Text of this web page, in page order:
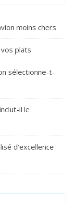
moins chers
plats
sélectionne-t-
il le
d’excellence